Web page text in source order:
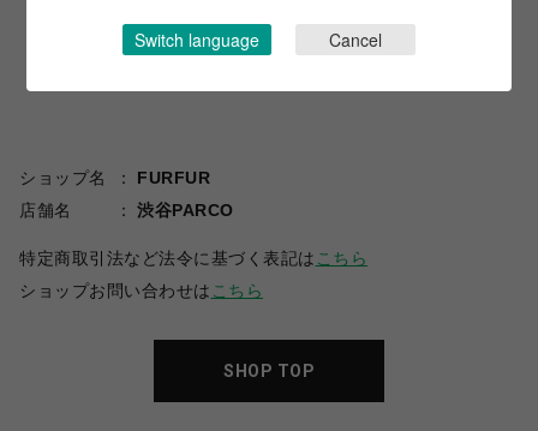
ショップ名
FURFUR
店舗名
渋谷PARCO
特定商取引法など法令に基づく表記は こちら
ショップお問い合わせは こちら
SHOP TOP
Switch language Cancel